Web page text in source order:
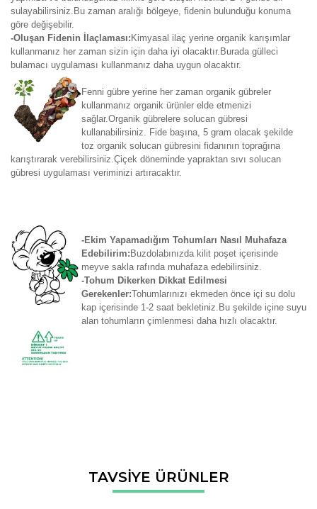
sulayabilirsiniz.Bu zaman aralığı bölgeye, fidenin bulunduğu konuma
göre değişebilir.
-Oluşan Fidenin İlaçlaması: Kimyasal ilaç yerine organik karışımlar
kullanmanız her zaman sizin için daha iyi olacaktır.Burada gülleci
bulamacı uygulaması kullanmanız daha uygun olacaktır.
Fenni gübre yerine her zaman organik gübreler
kullanmanız organik ürünler elde etmenizi
sağlar.Organik gübrelere solucan gübresi
kullanabilirsiniz. Fide başına, 5 gram olacak şekilde
toz organik solucan gübresini fidanının toprağına
karıştırarak verebilirsiniz.Çiçek döneminde yapraktan sıvı solucan
gübresi uygulaması veriminizi artıracaktır.
-Ekim Yapamadığım Tohumları Nasıl Muhafaza
Edebilirim: Buzdolabınızda kilit poşet içerisinde
meyve sakla rafında muhafaza edebilirsiniz.
-Tohum Dikerken Dikkat Edilmesi
Gerekenler:Tohumlarınızı ekmeden önce içi su dolu
kap içerisinde 1-2 saat bekletiniz.Bu şekilde içine suyu
alan tohumların çimlenmesi daha hızlı olacaktır.
Bu ürüne ilk yorumu siz yapın!
Bu ürünün fiyat bilgisi, resim, ürün açıklamalarında ve diğer
konularda yetersiz gördüğünüz noktaları öneri formunu
TAVSİYE ÜRÜNLER